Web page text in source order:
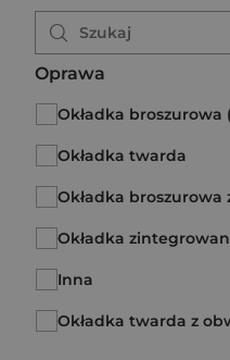
Oprawa
Okładka broszurowa
Okładka twarda
Okładka broszurowa
Okładka
Inna
Okładka twarda z